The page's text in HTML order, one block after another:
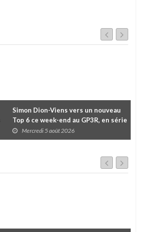
Simon Dion-Viens vers un nouveau
Top 6 ce week-end au GP3R, en série
NASCAR Canada ?
Mercredi 5 août 2026